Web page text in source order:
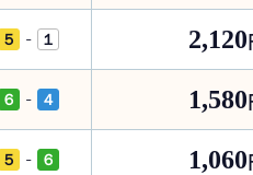
５ - １ 2,120
６ - ４ 1,580
５ - ６ 1,060